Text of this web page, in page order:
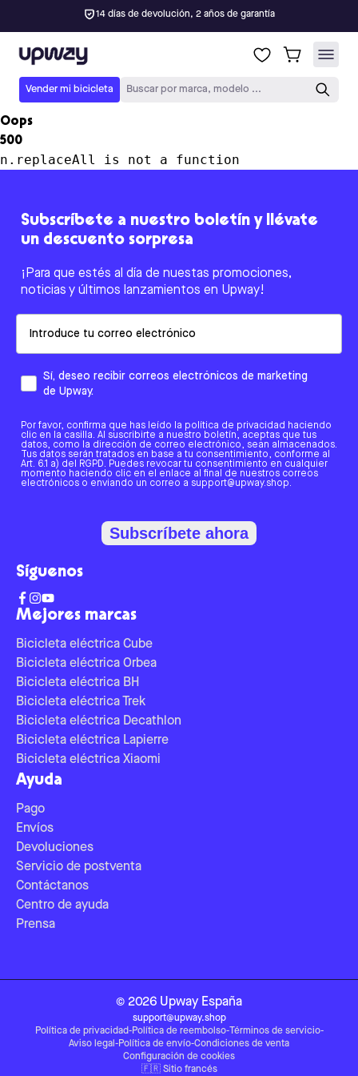
14 días de devolución, 2 años de garantía
Upway
Vender mi bicicleta Buscar por marca, modelo ...
Oops
500
n.replaceAll is not a function
Mejores marcas
Bicicleta eléctrica Cube
Bicicleta eléctrica Orbea
Bicicleta eléctrica BH
Bicicleta eléctrica Trek
Bicicleta eléctrica Decathlon
Bicicleta eléctrica Lapierre
Bicicleta eléctrica Xiaomi
Ayuda
Pago
Envíos
Devoluciones
Servicio de postventa
Contáctanos
Centro de ayuda
Prensa
Subscríbete a nuestro boletín y llévate
un descuento sorpresa
¡Para que estés al día de nuestas promociones,
noticias y últimos lanzamientos en Upway!
Sí, deseo recibir correos electrónicos de marketing
de Upway.
Por favor, confirma que has leído la política de privacidad haciendo
clic en la casilla. Al suscribirte a nuestro boletín, aceptas que tus
datos, como la dirección de correo electrónico, sean almacenados.
Tus datos serán tratados en base a tu consentimiento, conforme al
Art. 6.1 a) del RGPD. Puedes revocar tu consentimiento en cualquier
momento haciendo clic en el enlace al final de nuestros correos
electrónicos o enviando un correo a support@upway.shop.
Subscríbete ahora
Síguenos
© 2026 Upway España
support@upway.shop
Política de privacidad-Política de reembolso-Términos de servicio-
Aviso legal -Política de envío-Condiciones de venta
Configuración de cookies
🇫🇷 Sitio francés